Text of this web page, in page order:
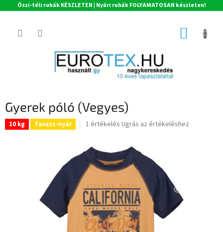
Őszi-téli ruhák KÉSZLETEN | Nyári ruhák FOLYAMATOSAN készleten!
KOSÁR
Gyerek póló (Vegyes)
10 kg Tavasz-nyár
A
értékelése
5-
ből
csillag.
1 értékelés Ugrás az értékeléshez